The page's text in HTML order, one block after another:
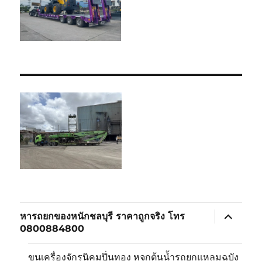
หารถยกของหนักชลบุรี ราคาถูกจริง โทร
0800884800
expand
child
ขนเครื่องจักรนิคมปิ่นทอง หจกต้นน้ำรถยกแหลมฉบัง